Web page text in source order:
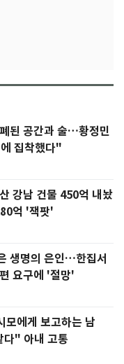
된 공간과 술…황정민
집착했다"
강남 건물 450억 내놨
억 '잭팟'
생명의 은인…한집서
요구에 '절망'
에게 보고하는 남
" 아내 고통